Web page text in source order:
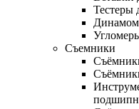
Тестеры
Съемники